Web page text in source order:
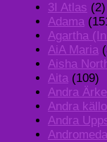
3I Atlas (2)
Adama
Agartha
AiA Maria
Aisha
Aita (109)
Andra
Andra
Andra
Andromeda